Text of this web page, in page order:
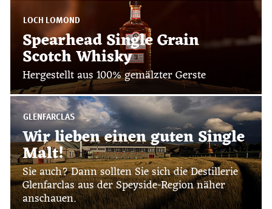
LOCH LOMOND
Spearhead Single Grain
Scotch Whisky
Hergestellt aus 100% gemälzter Gerste
GLENFARCLAS
Wir lieben einen guten Single
Malt!
Sie auch? Dann sollten Sie sich die Destillerie
Glenfarclas aus der Speyside-Region näher
anschauen.